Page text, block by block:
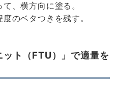
、横方向に塗る。
のベタつきを残す。
ット（FTU）」で適量を